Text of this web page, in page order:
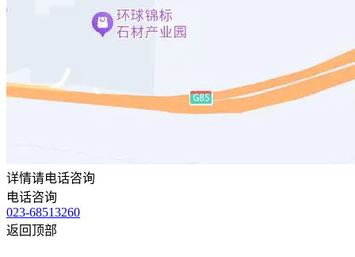
详情请电话咨询
电话咨询
023-68513260
返回顶部